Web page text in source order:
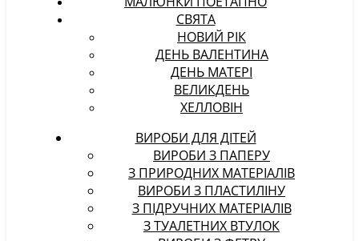
СВЯТА
НОВИЙ РІК
ДЕНЬ ВАЛЕНТИНА
ДЕНЬ МАТЕРІ
ВЕЛИКДЕНЬ
ХЕЛЛОВІН
ВИРОБИ ДЛЯ ДІТЕЙ
ВИРОБИ З ПАПЕРУ
З ПРИРОДНИХ МАТЕРІАЛІВ
ВИРОБИ З ПЛАСТИЛІНУ
З ПІДРУЧНИХ МАТЕРІАЛІВ
З ТУАЛЕТНИХ ВТУЛОК